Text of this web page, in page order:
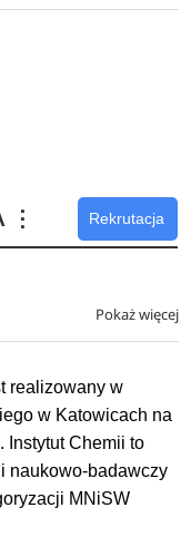
⋮ Rekrutacja
Pokaż więcej
realizowany w
w Katowicach na
Instytut Chemii to
naukowo-badawczy
MNiSW